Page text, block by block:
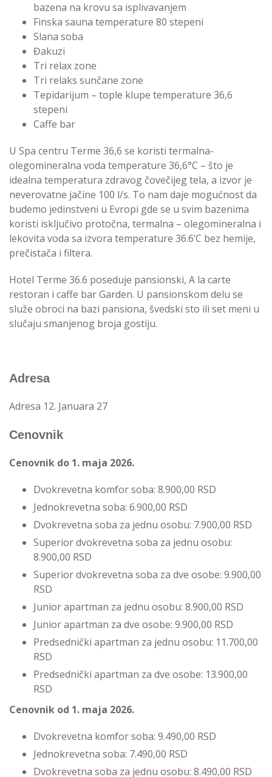
bazena na krovu sa isplivavanjem
Finska sauna temperature 80 stepeni
Slana soba
Đakuzi
Tri relax zone
Tri relaks sunčane zone
Tepidarijum – tople klupe temperature 36,6
stepeni
Caffe bar
U Spa centru Terme 36,6 se koristi termalna-
olegomineralna voda temperature 36,6°C – što je
idealna temperatura zdravog čovečijeg tela, a izvor je
neverovatne jačine 100 l/s. To nam daje mogućnost da
budemo jedinstveni u Evropi gde se u svim bazenima
koristi isključivo protočna, termalna – olegomineralna i
lekovita voda sa izvora temperature 36.6’C bez hemije,
prečistača i filtera.
Hotel Terme 36.6 poseduje pansionski, A la carte
restoran i caffe bar Garden. U pansionskom delu se
služe obroci na bazi pansiona, švedski sto ili set meni u
slučaju smanjenog broja gostiju.
Adresa
Adresa 12. Januara 27
Cenovnik
Cenovnik do 1. maja 2026.
Dvokrevetna komfor soba: 8.900,00 RSD
Jednokrevetna soba: 6.900,00 RSD
Dvokrevetna soba za jednu osobu: 7.900,00 RSD
Superior dvokrevetna soba za jednu osobu:
8.900,00 RSD
Superior dvokrevetna soba za dve osobe: 9.900,00
RSD
Junior apartman za jednu osobu: 8.900,00 RSD
Junior apartman za dve osobe: 9.900,00 RSD
Predsednički apartman za jednu osobu: 11.700,00
RSD
Predsednički apartman za dve osobe: 13.900,00
RSD
Cenovnik od 1. maja 2026.
Dvokrevetna komfor soba: 9.490,00 RSD
Jednokrevetna soba: 7.490,00 RSD
Dvokrevetna soba za jednu osobu: 8.490,00 RSD